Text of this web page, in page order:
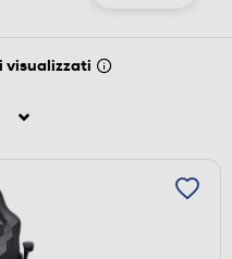
visualizzati